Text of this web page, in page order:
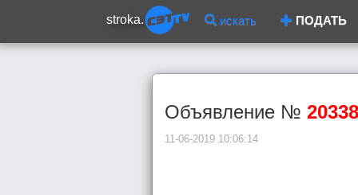
stroka. искать ПОДАТЬ
Объявление № 20338
11-06-2019 10:06:14